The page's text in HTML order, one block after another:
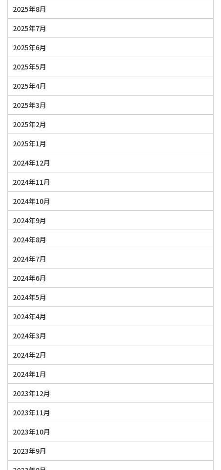
2025年8月
2025年7月
2025年6月
2025年5月
2025年4月
2025年3月
2025年2月
2025年1月
2024年12月
2024年11月
2024年10月
2024年9月
2024年8月
2024年7月
2024年6月
2024年5月
2024年4月
2024年3月
2024年2月
2024年1月
2023年12月
2023年11月
2023年10月
2023年9月